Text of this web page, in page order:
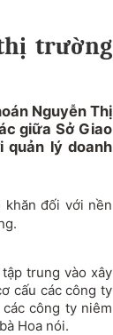
trường
Nguyễn Thị
giữa Sở Giao
quản lý doanh
khăn đối với nền
trung vào xây
cấu các công ty
công ty niêm
Hoa nói.